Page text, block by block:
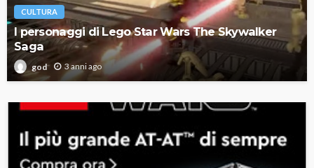
CULTURA
I personaggi di Lego Star Wars The Skywalker
Saga
god 3 anni ago